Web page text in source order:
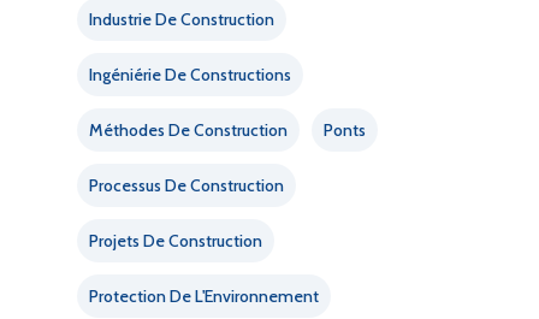
Industrie De Construction
Ingéniérie De Constructions
Méthodes De Construction Ponts
Processus De Construction
Projets De Construction
Protection De L'Environnement